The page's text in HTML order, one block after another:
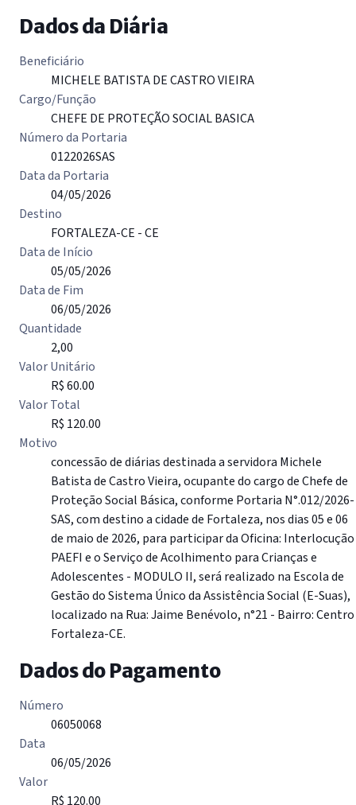
Dados da Diária
Beneficiário
MICHELE BATISTA DE CASTRO VIEIRA
Cargo/Função
CHEFE DE PROTEÇÃO SOCIAL BASICA
Número da Portaria
0122026SAS
Data da Portaria
04/05/2026
Destino
FORTALEZA-CE - CE
Data de Início
05/05/2026
Data de Fim
06/05/2026
Quantidade
2,00
Valor Unitário
R$ 60.00
Valor Total
R$ 120.00
Motivo
concessão de diárias destinada a servidora Michele
Batista de Castro Vieira, ocupante do cargo de Chefe de
Proteção Social Básica, conforme Portaria N°.012/2026-
SAS, com destino a cidade de Fortaleza, nos dias 05 e 06
de maio de 2026, para participar da Oficina: Interlocução
PAEFI e o Serviço de Acolhimento para Crianças e
Adolescentes - MODULO II, será realizado na Escola de
Gestão do Sistema Único da Assistência Social (E-Suas),
localizado na Rua: Jaime Benévolo, n°21 - Bairro:
Fortaleza-CE.
Dados do Pagamento
Número
06050068
Data
06/05/2026
Valor
R$ 120.00